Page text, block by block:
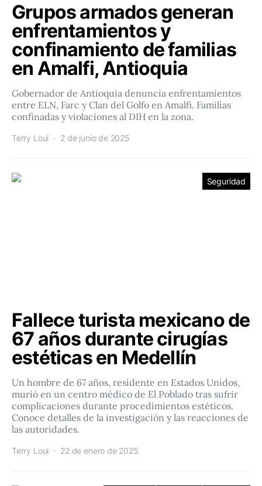
Grupos armados generan
enfrentamientos y
confinamiento de familias
en Amalfi, Antioquia
Gobernador de Antioquia denuncia enfrentamientos
entre ELN, Farc y Clan del Golfo en Amalfi. Familias
confinadas y violaciones al DIH en la zona.
Terry Loui 2 de junio de 2025
Seguridad
Fallece turista mexicano de
67 años durante cirugías
estéticas en Medellín
Un hombre de 67 años, residente en Estados Unidos,
murió en un centro médico de El Poblado tras sufrir
complicaciones durante procedimientos estéticos.
Conoce detalles de la investigación y las reacciones de
las autoridades.
Terry Loui 22 de enero de 2025